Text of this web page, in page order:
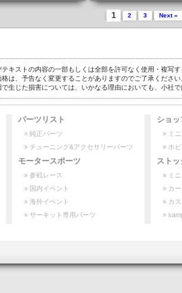
1 2 3 Next »
キストの内容の一部もしくは全部を許可なく使用・複写す
は、予告なく変更することがありますのでご了承ください
生じた損害については、いかなる理由においても、小社で
パーツリスト
» 純正パーツ
» チューニング&アクセサリーパーツ
モータースポーツ
» 参戦レース
» 国内イベント
» 海外イベント
» サーキット専用パーツ
ショッ
» ミ
» ホ
スト
» ミ
» カ
» カ
»